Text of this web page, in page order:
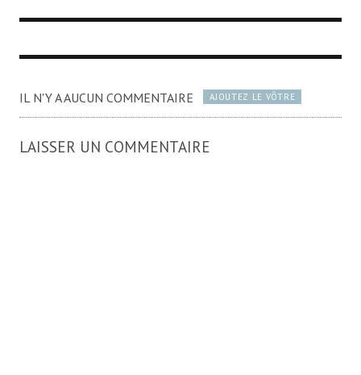
IL N'Y A AUCUN COMMENTAIRE AJOUTEZ LE VÔTRE
LAISSER UN COMMENTAIRE